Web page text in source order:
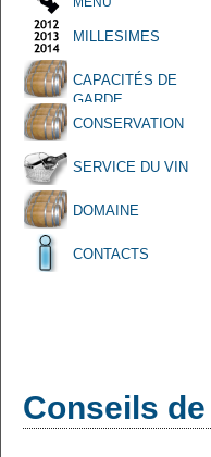
MILLESIMES
CAPACITÉS DE
GARDE
CONSERVATION
SERVICE DU VIN
DOMAINE
CONTACTS
Conseils